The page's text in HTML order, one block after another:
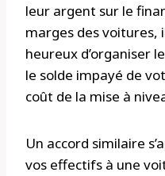
leur argent sur le
marges des voitures,
heureux d’organiser
le solde impayé de
coût de la mise à
Un accord similaire
vos effectifs à une